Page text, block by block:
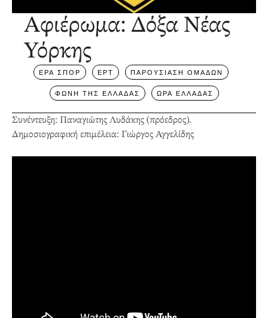
Αφιέρωμα: Δόξα Νέας
Υόρκης
ΕΡΑ ΣΠΟΡ ΕΡΤ ΠΑΡΟΥΣΙΑΣΗ ΟΜΑΔΩΝ
ΦΩΝΗ ΤΗΣ ΕΛΛΑΔΑΣ ΩΡΑ ΕΛΛΑΔΑΣ
Συνέντευξη: Παναγιώτης Λυδάκης (πρόεδρος).
Δημοσιογραφική επιμέλεια: Γιώργος Αγγελίδης